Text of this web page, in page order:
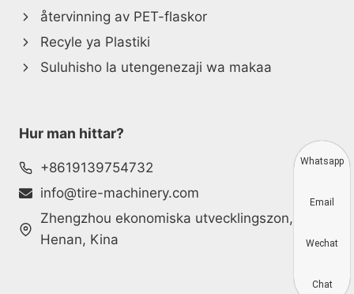
återvinning av PET-flaskor
Recyle ya Plastiki
Suluhisho la utengenezaji wa makaa
Hur man hittar?
+8619139754732
info@tire-machinery.com
Zhengzhou ekonomiska utvecklingszon,
Henan, Kina
Whatsapp
Email
Wechat
Chat